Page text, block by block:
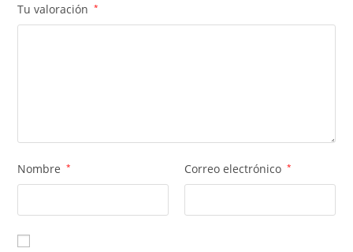
Tu valoración *
Nombre * Correo electrónico *